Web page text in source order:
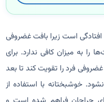
افتادگی است زیرا بافت غضروفی
به میزان کافی ندارد. برای
فرد را تقویت کند تا بعد
خوشبختانه با استفاده از